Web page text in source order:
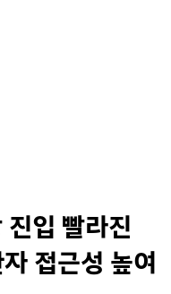
입 빨라진
접근성 높여